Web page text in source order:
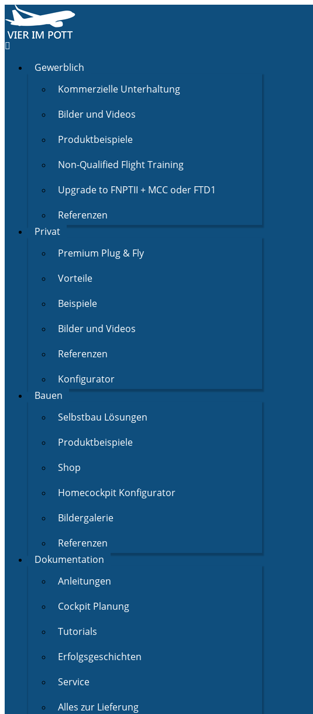
Gewerblich
Kommerzielle Unterhaltung
Bilder und Videos
Produktbeispiele
Non-Qualified Flight Training
Upgrade to FNPTII + MCC oder FTD1
Referenzen
Privat
Premium Plug & Fly
Vorteile
Beispiele
Bilder und Videos
Referenzen
Konfigurator
Bauen
Selbstbau Lösungen
Produktbeispiele
Shop
Homecockpit Konfigurator
Bildergalerie
Referenzen
Dokumentation
Anleitungen
Cockpit Planung
Tutorials
Erfolgsgeschichten
Service
Alles zur Lieferung